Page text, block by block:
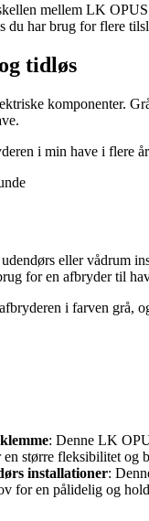
mellem LK
du har brug for flere
tidløs
komponenter.
i min have i flere
eller vådrum
for en afbryder til
i farven grå,
: Denne LK
større fleksibilitet
installationer:
for en pålidelig og